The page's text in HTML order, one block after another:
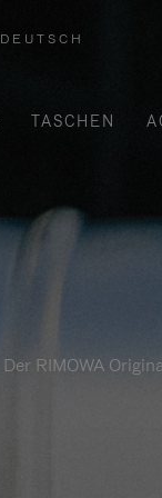
DEUTSCH
TASCHEN
Der RIMOWA